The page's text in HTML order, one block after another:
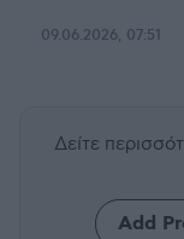
09.06.2026, 07:51
Δείτε
Add